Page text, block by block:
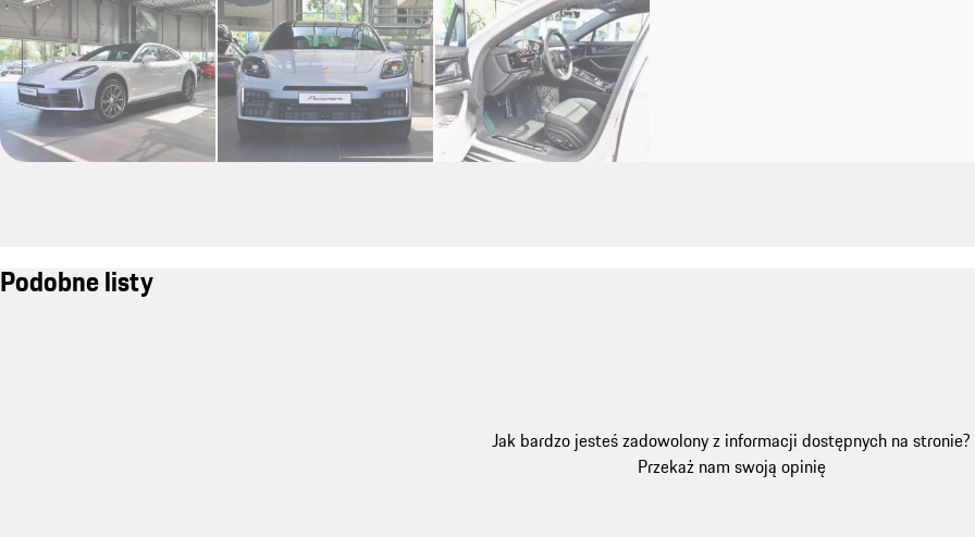
Podobne listy
Jak bardzo jesteś zadowolony z informacji dostępnych na stronie?
Przekaż nam swoją opinię